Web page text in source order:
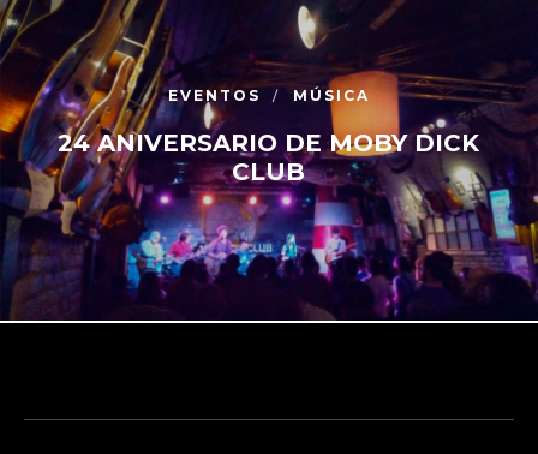
EVENTOS MÚSICA
24 ANIVERSARIO DE MOBY DICK
CLUB